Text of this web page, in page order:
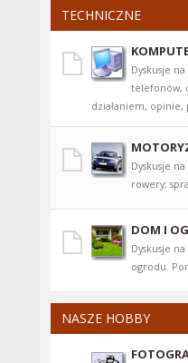
TECHNICZNE
Dyskusje
telefonów,
działaniem, opinie,
Dyskusje
rowery;
DOM I
Dyskusje
ogrodu.
NASZE HOBBY